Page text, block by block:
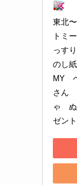
東北
トミ
っす
のし
MY　
さん
ゃ　
ゼン